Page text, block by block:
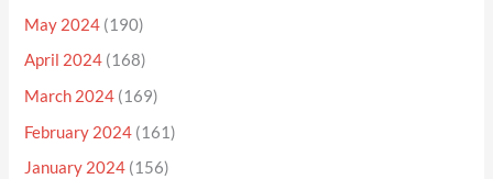
May 2024 (190)
April 2024 (168)
March 2024 (169)
February 2024 (161)
January 2024 (156)